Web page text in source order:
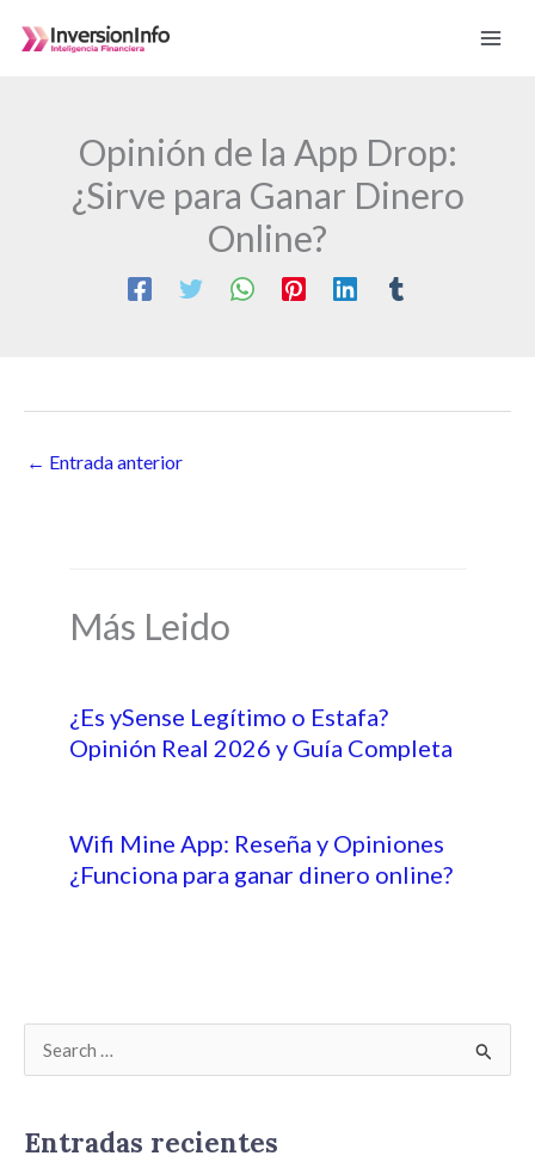
Opinión de la App Drop:
¿Sirve para Ganar Dinero
Online?
← Entrada anterior
Más Leido
¿Es ySense Legítimo o Estafa?
Opinión Real 2026 y Guía Completa
Wifi Mine App: Reseña y Opiniones
¿Funciona para ganar dinero online?
Entradas recientes